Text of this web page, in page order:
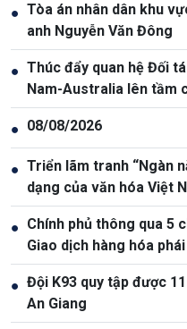
● Tòa án nhân dân khu
anh Nguyễn Văn Đông
● Thúc đẩy quan hệ Đối
Nam-Australia lên tầm
● 08/08/2026
● Triển lãm tranh “Ngàn
dạng của văn hóa Việt
● Chính phủ thông qua 5
Giao dịch hàng hóa
● Đội K93 quy tập được
An Giang